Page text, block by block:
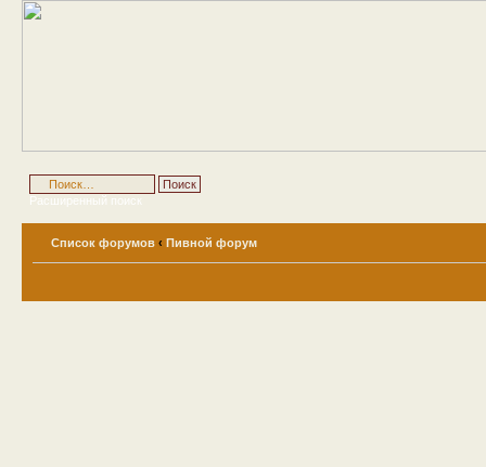
Расширенный поиск
Список форумов ‹ Пивной форум